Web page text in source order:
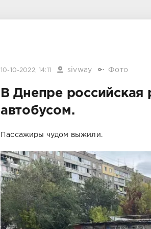
10-10-2022, 14:11 sivway Фото
В Днепре российская
автобусом.
Пассажиры чудом выжили.